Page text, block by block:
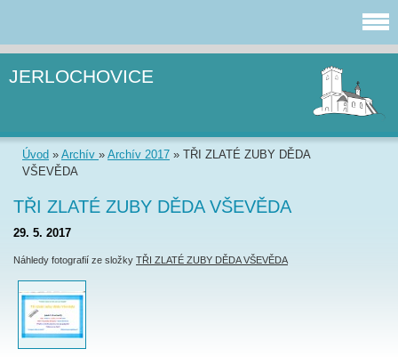
JERLOCHOVICE
Úvod » Archív » Archív 2017 » TŘI ZLATÉ ZUBY DĚDA
VŠEVĚDA
TŘI ZLATÉ ZUBY DĚDA VŠEVĚDA
29. 5. 2017
Náhledy fotografií ze složky TŘI ZLATÉ ZUBY DĚDA VŠEVĚDA